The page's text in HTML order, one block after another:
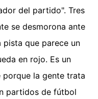
del partido". Tres
se desmorona ante
pista que parece un
en rojo. Es un
la gente trata
partidos de fútbol